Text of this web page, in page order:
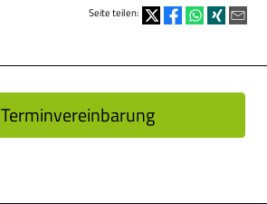
Seite teilen:
Terminvereinbarung